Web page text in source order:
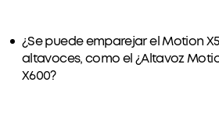
¿Se puede emparejar el Motion
altavoces, como el ¿Altavoz
X600?